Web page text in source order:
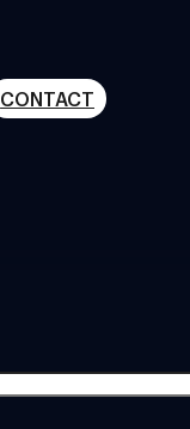
CONTACT